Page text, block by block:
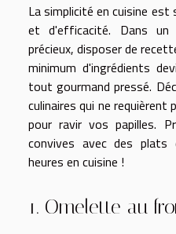
La simplicité en cuisine
et d'efficacité. Dans
précieux, disposer de
minimum d'ingrédients
tout gourmand pressé.
culinaires qui ne requièrent
pour ravir vos papilles.
convives avec des plats
heures en cuisine !
1. Omelette au